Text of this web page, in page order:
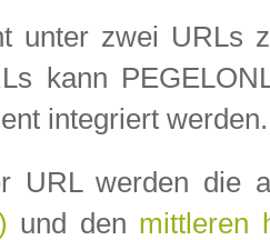
unter zwei URLs
kann
integriert werden.
URL werden die
und den mittleren